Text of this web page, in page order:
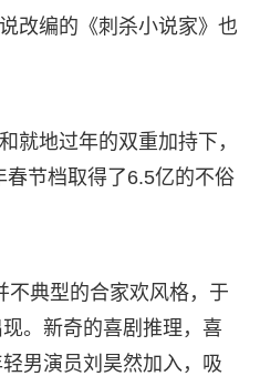
改编的《刺杀小说家》也
就地过年的双重加持下，
春节档取得了6.5亿的不俗
不典型的合家欢风格，于
。新奇的喜剧推理，喜
男演员刘昊然加入，吸